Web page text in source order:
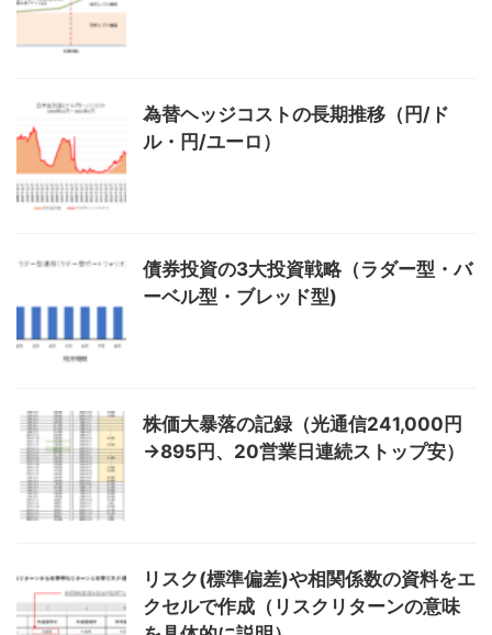
為替ヘッジコストの長期推移（円/ド
ル・円/ユーロ）
債券投資の3大投資戦略（ラダー型・バ
ーベル型・ブレッド型)
株価大暴落の記録（光通信241,000円
→895円、20営業日連続ストップ安）
リスク(標準偏差)や相関係数の資料をエ
クセルで作成（リスクリターンの意味